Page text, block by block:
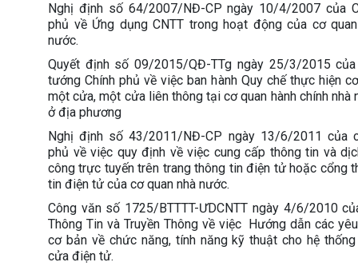
Nghị định số 64/2007/NĐ-CP ngày 10/4/2007 của
phủ về Ứng dụng CNTT trong hoạt động của cơ
nước.
Quyết định số 09/2015/QĐ-TTg ngày 25/3/2015 của
tướng Chính phủ về việc ban hành Quy chế thực hiện
một cửa, một cửa liên thông tại cơ quan hành chính nhà
ở địa phương
Nghị định số 43/2011/NĐ-CP ngày 13/6/2011 của
phủ về việc quy định về việc cung cấp thông tin và
công trực tuyến trên trang thông tin điện tử hoặc cổng
tin điện tử của cơ quan nhà nước.
Công văn số 1725/BTTTT-ƯDCNTT ngày 4/6/2010
Thông Tin và Truyền Thông về việc Hướng dẫn các
cơ bản về chức năng, tính năng kỹ thuật cho hệ
cửa điện tử.